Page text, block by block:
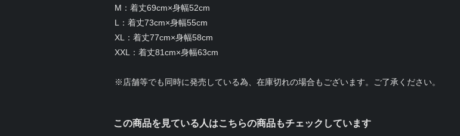
M：着丈69cm×身幅52cm
L：着丈73cm×身幅55cm
XL：着丈77cm×身幅58cm
XXL：着丈81cm×身幅63cm
※店舗等でも同時に発売している為、在庫切れの場合もございます。ご了承ください。
この商品を見ている人はこちらの商品もチェックしています